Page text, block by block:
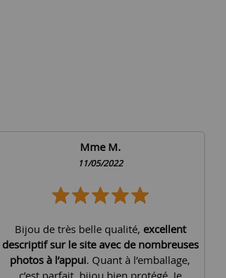
Mme M.
11/05/2022
Bijou de très belle qualité, excellent
descriptif sur le site avec de nombreuses
photos à l’appui. Quant à l’emballage,
c’est parfait, bijou bien protégé. Je